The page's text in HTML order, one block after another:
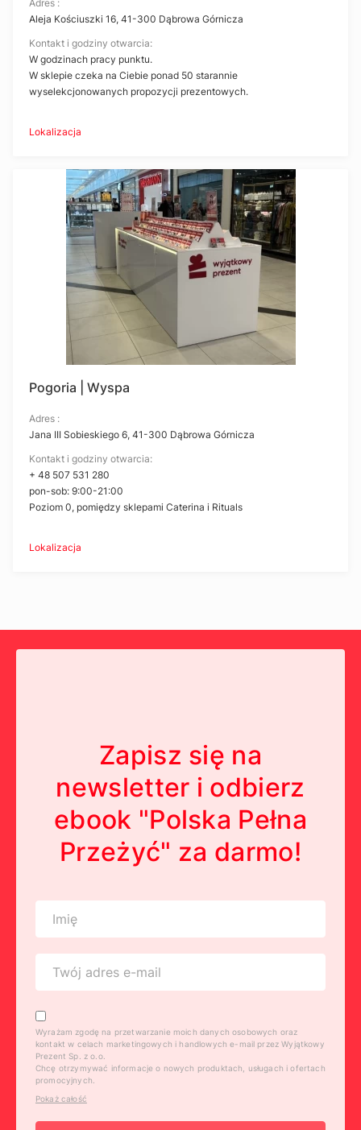
Adres :
Aleja Kościuszki 16, 41-300 Dąbrowa Górnicza
Kontakt i godziny otwarcia:
W godzinach pracy punktu.
W sklepie czeka na Ciebie ponad 50 starannie
wyselekcjonowanych propozycji prezentowych.
Lokalizacja
Pogoria | Wyspa
Adres :
Jana III Sobieskiego 6, 41-300 Dąbrowa Górnicza
Kontakt i godziny otwarcia:
+ 48 507 531 280
pon-sob: 9:00-21:00
Poziom 0, pomiędzy sklepami Caterina i Rituals
Lokalizacja
Zapisz się na
newsletter i odbierz
ebook "Polska Pełna
Przeżyć" za darmo!
Wyrażam zgodę na przetwarzanie moich danych osobowych oraz
kontakt w celach marketingowych i handlowych e-mail przez Wyjątkowy
Prezent Sp. z o.o.
Chcę otrzymywać informacje o nowych produktach, usługach i ofertach
promocyjnych.
Pokaż całość